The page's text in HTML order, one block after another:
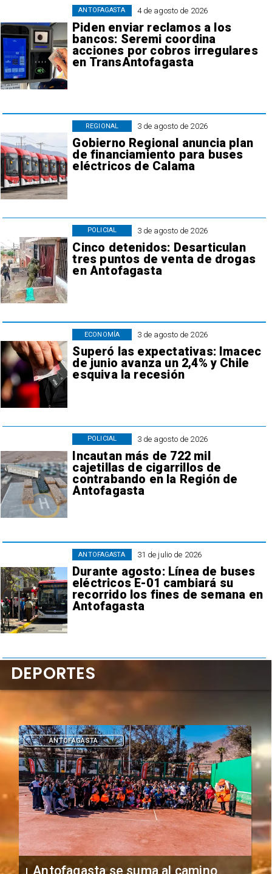
4 de agosto de 2026
Piden enviar reclamos a los
bancos: Seremi coordina
acciones por cobros irregulares
en TransAntofagasta
ANTOFAGASTA
3 de agosto de 2026
Gobierno Regional anuncia plan
de financiamiento para buses
eléctricos de Calama
REGIONAL
3 de agosto de 2026
Cinco detenidos: Desarticulan
tres puntos de venta de drogas
en Antofagasta
POLICIAL
3 de agosto de 2026
Superó las expectativas: Imacec
de junio avanza un 2,4% y Chile
esquiva la recesión
ECONOMÍA
3 de agosto de 2026
Incautan más de 722 mil
cajetillas de cigarrillos de
contrabando en la Región de
Antofagasta
POLICIAL
31 de julio de 2026
Durante agosto: Línea de buses
eléctricos E-01 cambiará su
recorrido los fines de semana en
Antofagasta
ANTOFAGASTA
"Falta de profesionalismo": Sifup
DEPORTES
DEPORTES